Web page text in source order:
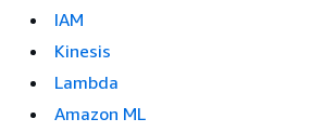
IAM
Kinesis
Lambda
Amazon ML